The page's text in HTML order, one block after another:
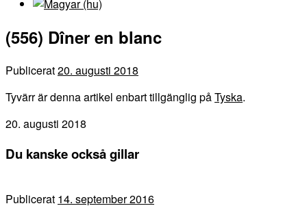
(556) Dîner en blanc
Publicerat20. augusti 2018
Tyvärr är denna artikel enbart tillgänglig påTyska.
20. augusti 2018
Du kanske också gillar
Publicerat 14. september 2016